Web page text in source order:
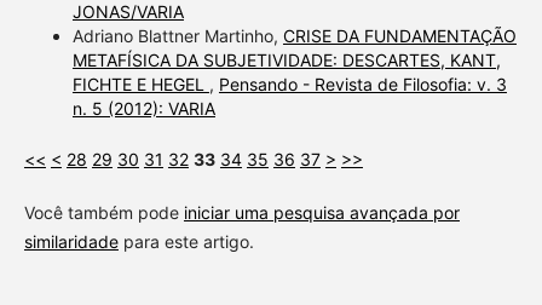
JONAS/VARIA
Adriano Blattner Martinho, CRISE DA FUNDAMENTAÇÃO
METAFÍSICA DA SUBJETIVIDADE: DESCARTES, KANT,
FICHTE E HEGEL , Pensando - Revista de Filosofia: v. 3
n. 5 (2012): VARIA
<< < 28 29 30 31 32 33 34 35 36 37 > >>
Você também pode iniciar uma pesquisa avançada por
similaridadepara este artigo.